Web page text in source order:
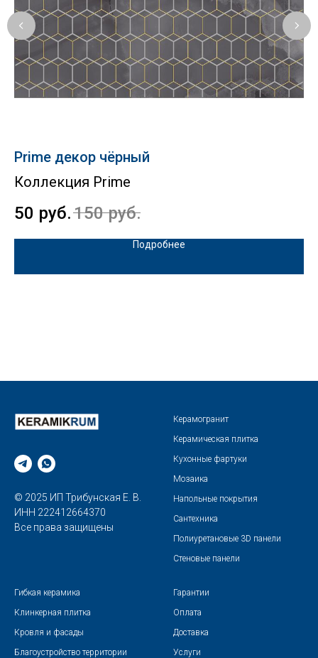
Prime декор чёрный
Коллекция Prime
50 руб.150 руб.
Подробнее
© 2025 ИП Трибунская Е. В.
ИНН 222412664370
Все права защищены
Керамогранит
Керамическая плитка
Кухонные фартуки
Мозаика
Напольные покрытия
Сантехника
Полиуретановые 3D панели
Стеновые панели
Гибкая керамика
Клинкерная плитка
Кровля и фасады
Благоустройство территории
Гарантии
Оплата
Доставка
Услуги